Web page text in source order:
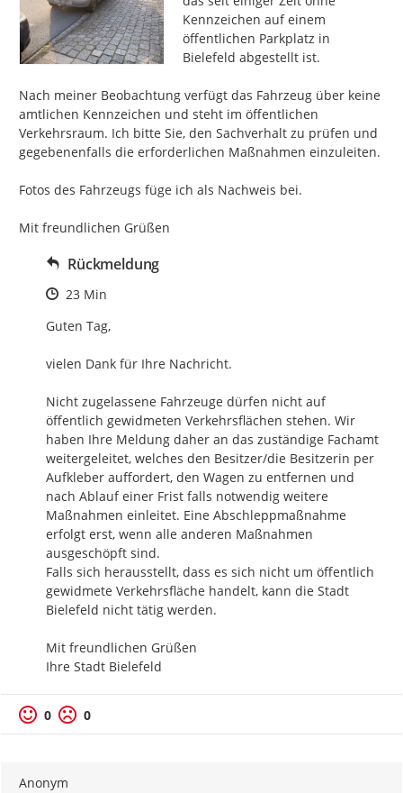
Kennzeichen auf einem
öffentlichen Parkplatz in
Bielefeld abgestellt ist.
Nach meiner Beobachtung verfügt das Fahrzeug über keine
amtlichen Kennzeichen und steht im öffentlichen
Verkehrsraum. Ich bitte Sie, den Sachverhalt zu prüfen und
gegebenenfalls die erforderlichen Maßnahmen einzuleiten.
Fotos des Fahrzeugs füge ich als Nachweis bei.
Mit freundlichen Grüßen
Rückmeldung
Zeitpunkt des Erstellens
23 Min
Guten Tag,
vielen Dank für Ihre Nachricht.
Nicht zugelassene Fahrzeuge dürfen nicht auf
öffentlich gewidmeten Verkehrsflächen stehen. Wir
haben Ihre Meldung daher an das zuständige Fachamt
weitergeleitet, welches den Besitzer/die Besitzerin per
Aufkleber auffordert, den Wagen zu entfernen und
nach Ablauf einer Frist falls notwendig weitere
Maßnahmen einleitet. Eine Abschleppmaßnahme
erfolgt erst, wenn alle anderen Maßnahmen
ausgeschöpft sind.
Falls sich herausstellt, dass es sich nicht um öffentlich
gewidmete Verkehrsfläche handelt, kann die Stadt
Bielefeld nicht tätig werden.
Mit freundlichen Grüßen
Ihre Stadt Bielefeld
0 0
Anonym